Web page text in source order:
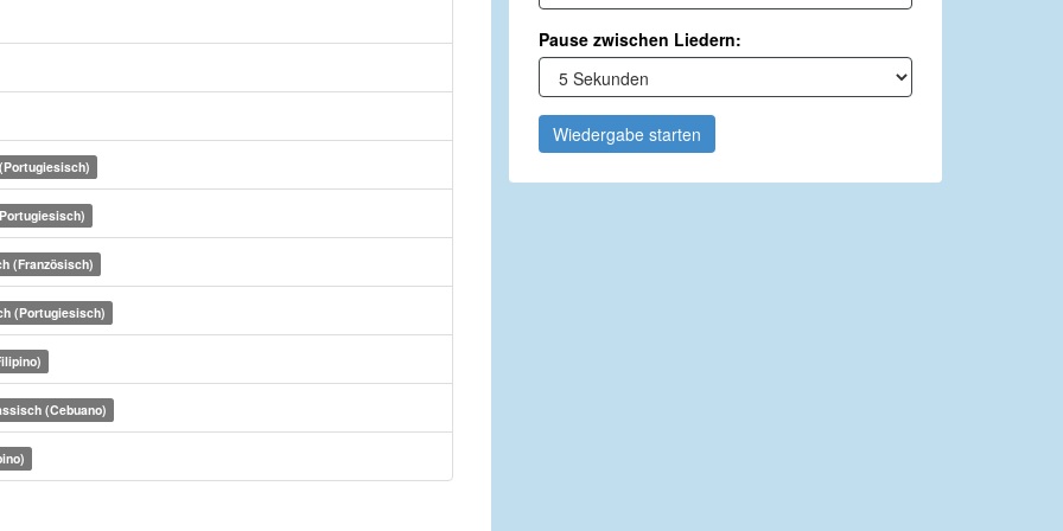
(Französisch)
(Portugiesisch)
(Cebuano)
Pause zwischen Liedern:
Wiedergabe starten